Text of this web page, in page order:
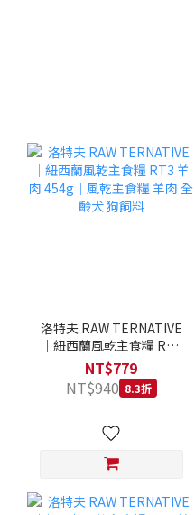
洛特夫 RAW TERNATIVE
｜紐西蘭風乾主食糧 RT3
羊肉 454g｜風乾主食糧 羊
肉 全齡犬 狗飼料
NT$779
NT$940 8.3折